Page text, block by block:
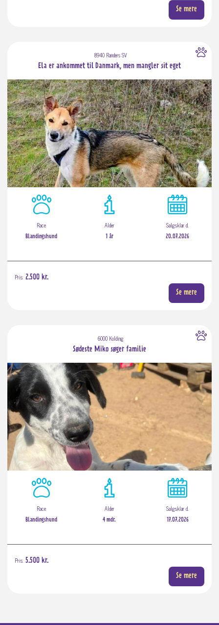
Se mere
8940 Randers SV
Ela er ankommet til Danmark, men mangler sit eget
Race
Blandingshund
Alder
1 år
Salgsklar d.
20.07.2026
Pris: 2.500 kr.
Se mere
6000 Kolding
Sødeste Miko søger familie
Race
Blandingshund
Alder
4 mdr.
Salgsklar d.
17.07.2026
Pris: 5.500 kr.
Se mere